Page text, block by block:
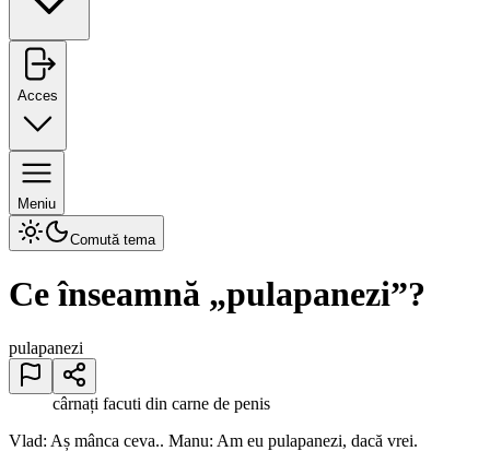
Acces
Meniu
Comută tema
Ce înseamnă „pulapanezi”?
pulapanezi
cârnați facuti din carne de penis
Vlad: Aș mânca ceva.. Manu: Am eu pulapanezi, dacă vrei.